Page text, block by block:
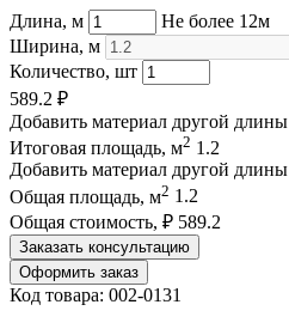
Длина, м
Не более 12м
Ширина, м
Количество, шт
589.2 ₽
Добавить материал другой длины
Итоговая площадь, м2 1.2
Добавить материал другой длины
Общая площадь, м2 1.2
Общая стоимость, ₽ 589.2
Заказать консультацию
Оформить заказ
Код товара: 002-0131